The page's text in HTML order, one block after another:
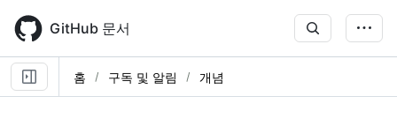
main
content
GitHub 문서
홈 구독 및 알림 개념